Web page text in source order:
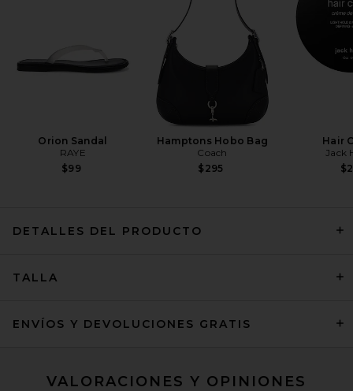
Ronny Kobo Jiani Top in
Orion Sandal
RAYE
$99
Hamptons Hobo Bag
Coach
$295
Hair
Jack
DETALLES DEL PRODUCTO
TALLA
ENVÍOS Y DEVOLUCIONES GRATIS
VALORACIONES Y OPINIONES